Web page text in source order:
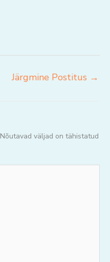
Järgmine Postitus →
Nõutavad väljad on tähistatud